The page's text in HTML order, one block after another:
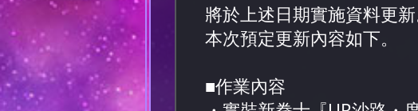
將於上述日期實施資料更新
本次預定更新內容如下。
■作業內容